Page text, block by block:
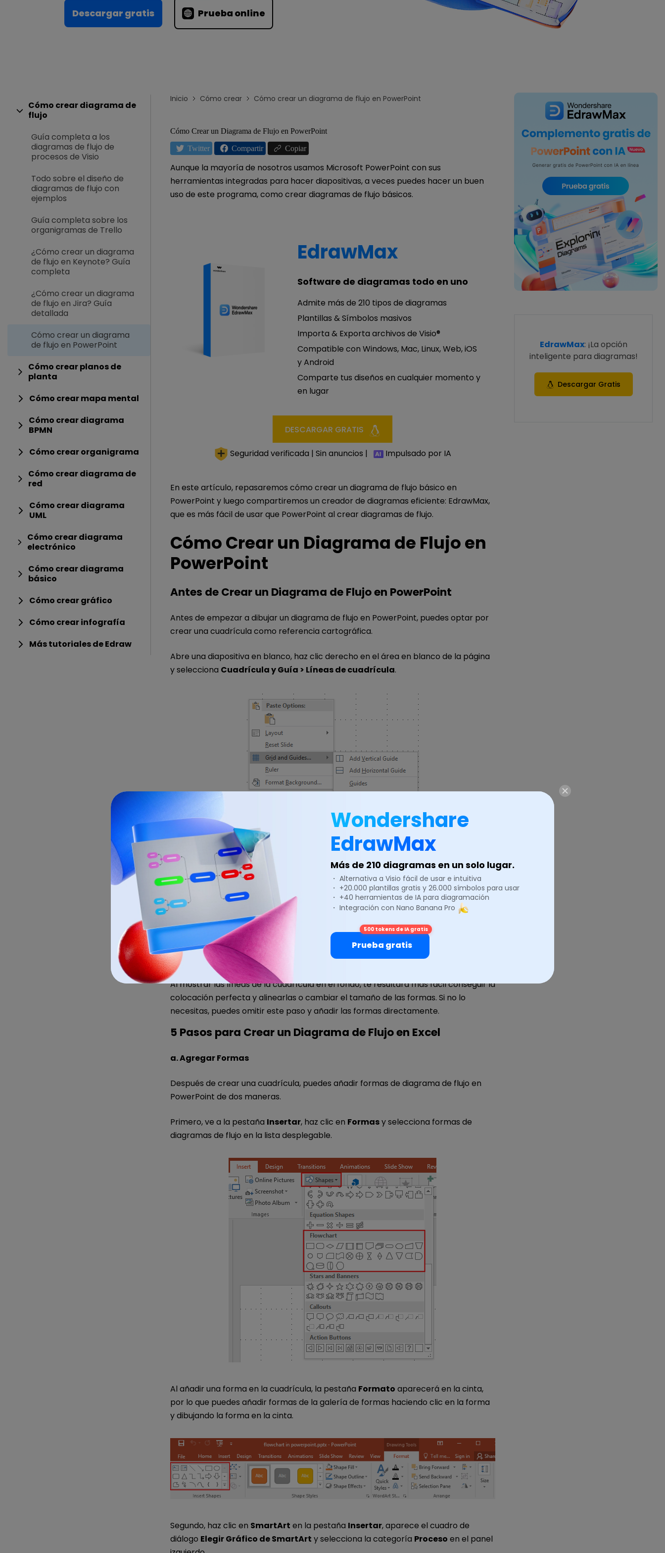
Centro de conocimientos
IA de EdrawMind
Creador de IA para
Para EdrawMax >
Descargar gratis Prueba online
Cómo crear diagrama de
flujo
Guía completa a los
diagramas de flujo de
procesos de Visio
Todo sobre el diseño de
diagramas de flujo con
ejemplos
Guía completa sobre los
organigramas de Trello
¿Cómo crear un diagrama
de flujo en Keynote? Guía
completa
¿Cómo crear un diagrama
de flujo en Jira? Guía
detallada
Cómo crear un diagrama
de flujo en PowerPoint
Cómo crear planos de
planta
Cómo crear mapa mental
Cómo crear diagrama
BPMN
Cómo crear organigrama
Cómo crear diagrama de
red
Cómo crear diagrama
UML
Cómo crear diagrama
electrónico
Cómo crear diagrama
básico
Cómo crear gráfico
Cómo crear infografía
Más tutoriales de Edraw
Inicio Cómo crear Cómo crear un diagrama de flujo en PowerPoint
Cómo Crear un Diagrama de Flujo en PowerPoint
Twitter Compartir Copiar
Aunque la mayoría de nosotros usamos Microsoft PowerPoint con sus
herramientas integradas para hacer diapositivas, a veces puedes hacer un buen
uso de este programa, como crear diagramas de flujo básicos.
EdrawMax
Software de diagramas todo en uno
Admite más de 210 tipos de diagramas
Plantillas & Símbolos masivos
Importa & Exporta archivos de Visio®
Compatible con Windows, Mac, Linux, Web, iOS
y Android
Comparte tus diseños en cualquier momento y
en lugar
DESCARGAR GRATIS
Seguridad verificada | Sin anuncios | Impulsado por IA
En este artículo, repasaremos cómo crear un diagrama de flujo básico en
PowerPoint y luego compartiremos un creador de diagramas eficiente: EdrawMax,
que es más fácil de usar que PowerPoint al crear diagramas de flujo.
Cómo Crear un Diagrama de Flujo en
PowerPoint
Antes de Crear un Diagrama de Flujo en PowerPoint
Antes de empezar a dibujar un diagrama de flujo en PowerPoint, puedes optar por
crear una cuadrícula como referencia cartográfica.
Abre una diapositiva en blanco, haz clic derecho en el área en blanco de la página
y selecciona Cuadrícula y Guía > Líneas de cuadrícula.
O ve a la pestañaVer, añade una marca de verificación en la opción
cuadrícula . La cuadrícula aparecerá en el fondo y los cuadros de la cuadrícula
son todos del mismo tamaño.
Al mostrar las líneas de la cuadrícula en el fondo, te resultará más fácil conseguir la
colocación perfecta y alinearlas o cambiar el tamaño de las formas. Si no lo
necesitas, puedes omitir este paso y añadir las formas directamente.
5 Pasos para Crear un Diagrama de Flujo en Excel
a. Agregar Formas
Después de crear una cuadrícula, puedes añadir formas de diagrama de flujo en
PowerPoint de dos maneras.
Primero, ve a la pestaña Insertar, haz clic en Formasy selecciona formas de
diagramas de flujo en la lista desplegable.
Al añadir una forma en la cuadrícula, la pestaña Formato aparecerá en la cinta,
por lo que puedes añadir formas de la galería de formas haciendo clic en la forma
y dibujando la forma en la cinta.
Segundo, haz clic en SmartArt en la pestaña Insertar, aparece el cuadro de
diálogo Elegir Gráfico de SmartArt y selecciona la categoría Proceso en el panel
EdrawMax: ¡La opción
inteligente para diagramas!
Descargar Gratis
Wondershare
EdrawMax
Más de 210 diagramas en un solo lugar.
・ Alternativa a Visio fácil de usar e intuitiva
・ +20.000 plantillas gratis y 26.000 símbolos para usar
・ +40 herramientas de IA para diagramación
・ Integración con Nano Banana Pro
500 tokens de IA gratis
Prueba gratis